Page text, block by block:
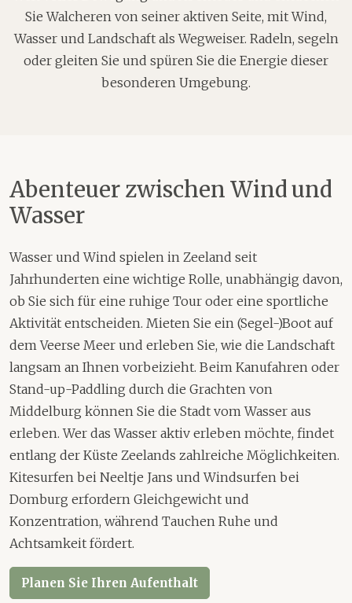
Sie Walcheren von seiner aktiven Seite, mit Wind,
Wasser und Landschaft als Wegweiser. Radeln, segeln
oder gleiten Sie und spüren Sie die Energie dieser
besonderen Umgebung.
Abenteuer zwischen Wind und
Wasser
Wasser und Wind spielen in Zeeland seit
Jahrhunderten eine wichtige Rolle, unabhängig davon,
ob Sie sich für eine ruhige Tour oder eine sportliche
Aktivität entscheiden. Mieten Sie ein (Segel-)Boot auf
dem Veerse Meer und erleben Sie, wie die Landschaft
langsam an Ihnen vorbeizieht. Beim Kanufahren oder
Stand-up-Paddling durch die Grachten von
Middelburg können Sie die Stadt vom Wasser aus
erleben. Wer das Wasser aktiv erleben möchte, findet
entlang der Küste Zeelands zahlreiche Möglichkeiten.
Kitesurfen bei Neeltje Jans und Windsurfen bei
Domburg erfordern Gleichgewicht und
Konzentration, während Tauchen Ruhe und
Achtsamkeit fördert.
Planen Sie Ihren Aufenthalt